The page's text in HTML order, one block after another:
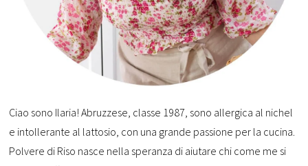
Ciao sono Ilaria! Abruzzese, classe 1987, sono allergica al nichel
e intollerante al lattosio, con una grande passione per la cucina.
Polvere di Riso nasce nella speranza di aiutare chi come me si